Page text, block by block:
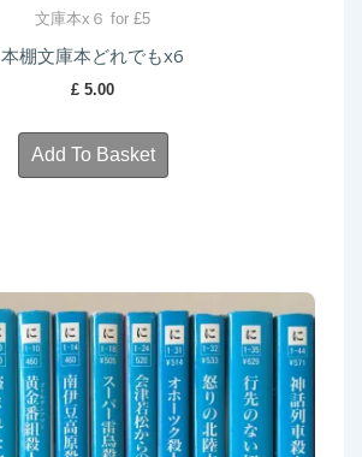
文庫本x６ for £5
本棚文庫本どれでもx6
£ 5.00
Add To Basket